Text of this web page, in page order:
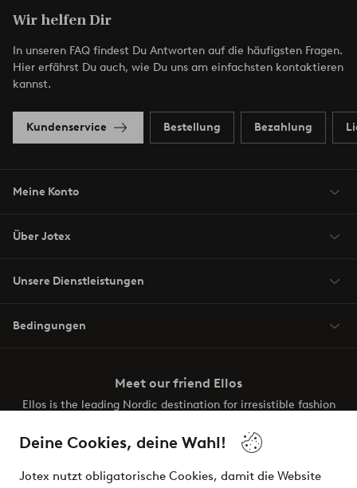
Deine Cookies, deine Wahl!
Jotex nutzt obligatorische Cookies, damit die Website
Wir helfen Dir
In unseren FAQ findest Du Antworten auf die häufigsten Fragen.
Hier erfährst Du auch, wie Du uns am einfachsten kontaktieren
kannst.
Kundenservice Bestellung Bezahlung
Meine Konto
Über Jotex
Unsere Dienstleistungen
Bedingungen
Meet our friend Ellos
Ellos is the leading Nordic destination for irresistible fashion
the latest trends, curated to make finding your next look
effortless. It’s all here.
Visit Ellos